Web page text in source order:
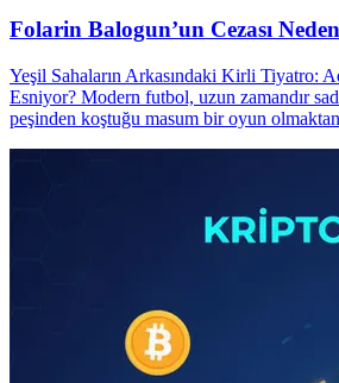
Folarin Balogun’un Cezası
Yeşil Sahaların Arkasındaki Kirli Tiyatro:
Esniyor? Modern futbol, uzun zamandır
peşinden koştuğu masum bir oyun